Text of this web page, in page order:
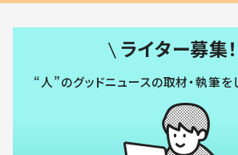
ライター募集！
“人”のグッドニュースの取材・執筆を